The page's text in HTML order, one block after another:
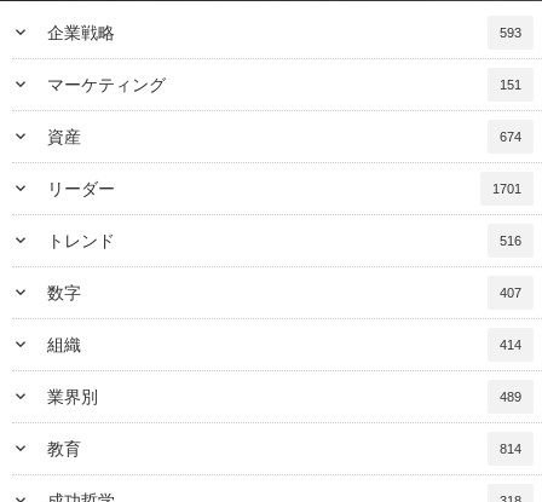
keyboard_arrow_down 企業戦略 593
keyboard_arrow_down マーケティング 151
keyboard_arrow_down 資産 674
keyboard_arrow_down リーダー 1701
keyboard_arrow_down トレンド 516
keyboard_arrow_down 数字 407
keyboard_arrow_down 組織 414
keyboard_arrow_down 業界別 489
keyboard_arrow_down 教育 814